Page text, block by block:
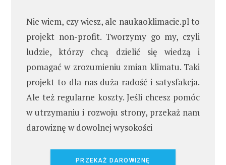
Nie wiem, czy wiesz, ale naukaoklimacie.pl to
projekt non-profit. Tworzymy go my, czyli
ludzie, którzy chcą dzielić się wiedzą i
pomagać w zrozumieniu zmian klimatu. Taki
projekt to dla nas duża radość i satysfakcja.
Ale też regularne koszty. Jeśli chcesz pomóc
w utrzymaniu i rozwoju strony, przekaż nam
darowiznę w dowolnej wysokości
PRZEKAŻ DAROWIZNĘ